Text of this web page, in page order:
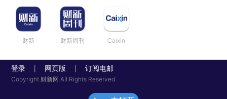
财新 财新周刊 Caixin
登录 网页版 订阅电邮
Copyright 财新网 All Rights Reserved